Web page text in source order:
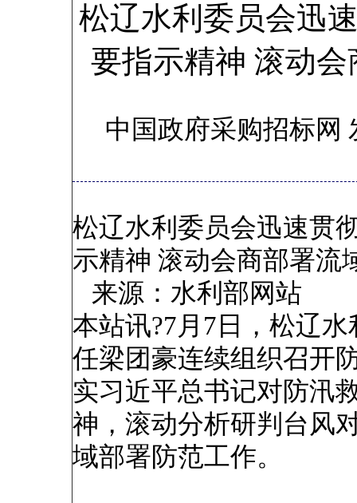
松辽水利委员会迅
要指示精神 滚动
中国政府采购招标网
松辽水利委员会迅速贯
示精神 滚动会商部署流
来源：水利部网站
本站讯?7月7日，松辽
任梁团豪连续组织召开
实习近平总书记对防汛
神，滚动分析研判台风
域部署防范工作。